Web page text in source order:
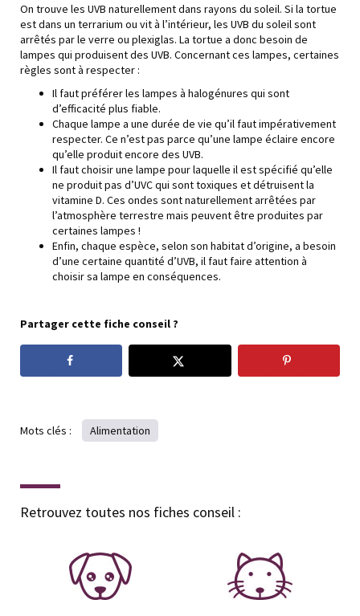
On trouve les UVB naturellement dans rayons du soleil. Si la tortue
est dans un terrarium ou vit à l’intérieur, les UVB du soleil sont
arrêtés par le verre ou plexiglas. La tortue a donc besoin de
lampes qui produisent des UVB. Concernant ces lampes, certaines
règles sont à respecter :
Il faut préférer les lampes à halogénures qui sont
d’efficacité plus fiable.
Chaque lampe a une durée de vie qu’il faut impérativement
respecter. Ce n’est pas parce qu’une lampe éclaire encore
qu’elle produit encore des UVB.
Il faut choisir une lampe pour laquelle il est spécifié qu’elle
ne produit pas d’UVC qui sont toxiques et détruisent la
vitamine D. Ces ondes sont naturellement arrêtées par
l’atmosphère terrestre mais peuvent être produites par
certaines lampes !
Enfin, chaque espèce, selon son habitat d’origine, a besoin
d’une certaine quantité d’UVB, il faut faire attention à
choisir sa lampe en conséquences.
Partager cette fiche conseil ?
Mots clés : Alimentation
Retrouvez toutes nos fiches conseil :